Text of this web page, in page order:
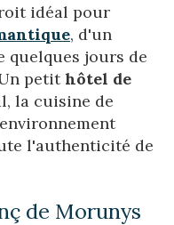
idéal pour
, d'un
quelques jours de
petithôtel de
la cuisine de
l'authenticité de
de Morunys
comportement des
collectées via ce
l'activité du
navigation des
basées sur
par les
de
de l'utilisateur
recommandés.